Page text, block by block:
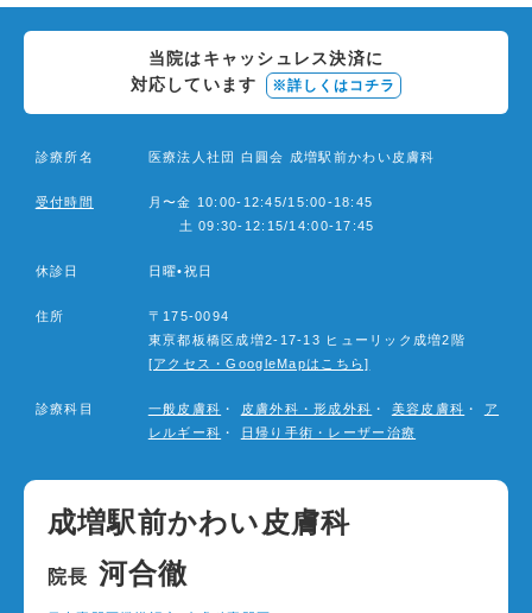
当院はキャッシュレス決済に
対応しています
※詳しくはコチラ
診療所名 医療法人社団 白圓会 成増駅前かわい皮膚科
受付時間
月〜金 10:00-12:45/15:00-18:45
土 09:30-12:15/14:00-17:45
休診日 日曜•祝日
住所
〒175-0094
東亰都板橋区成増2-17-13 ヒューリック成増2階
[アクセス・GoogleMapはこちら]
診療科目 一般皮膚科 ・ 皮膚外科・形成外科 ・ 美容皮膚科 ・
ア
レルギー科 ・ 日帰り手術・レーザー治療
成増駅前かわい皮膚科
院長 河合徹
2026 8月
日 火
3 4 5 6
9 10 11 12 13 14 15
23 24 25 26 27
30 31